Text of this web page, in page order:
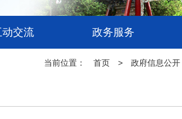
动交流 政务服务
当前位置： 首页 > 政府信息公开